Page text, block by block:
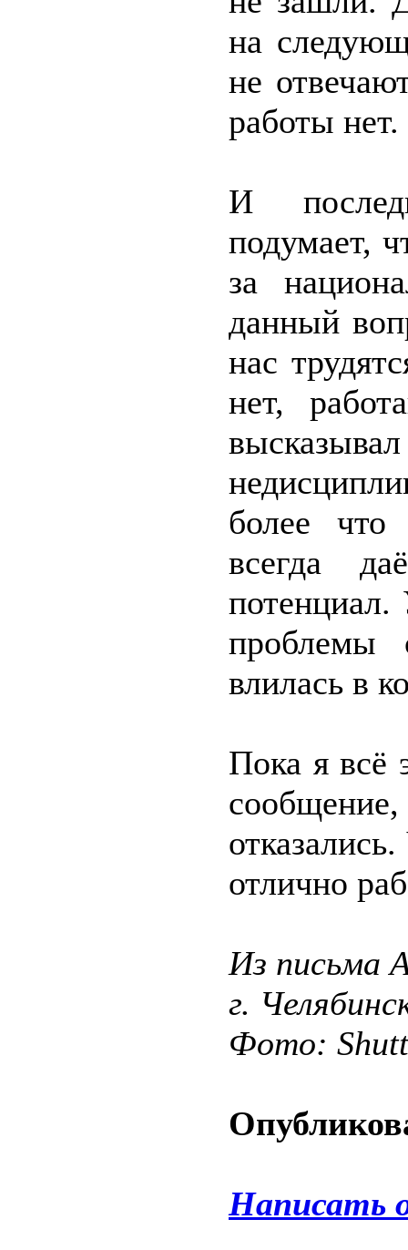
на
не
работы нет.
И
подумает,
за
данный
нас
нет,
более что
всегда
влилась в
Пока я всё
отлично
Из письма
г.
Фото:
Написать